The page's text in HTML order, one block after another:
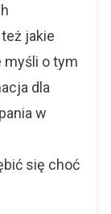
jakie
myśli o tym
dla
w
się choć